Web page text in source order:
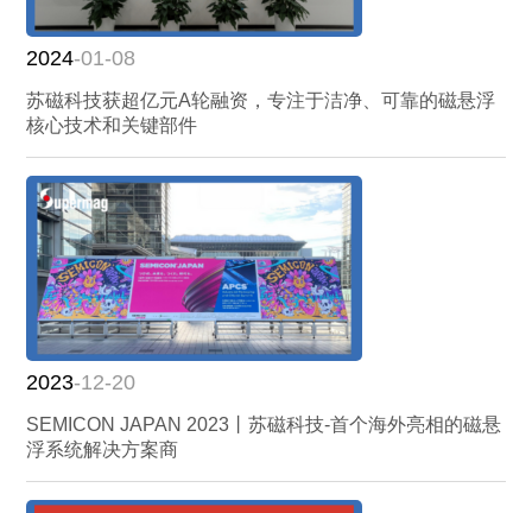
2024-01-08
苏磁科技获超亿元A轮融资，专注于洁净、可靠的磁悬浮
核心技术和关键部件
2023-12-20
SEMICON JAPAN 2023丨苏磁科技-首个海外亮相的磁悬
浮系统解决方案商